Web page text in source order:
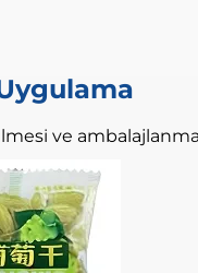
ve